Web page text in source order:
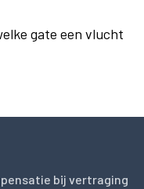
gate een vlucht
bij vertraging